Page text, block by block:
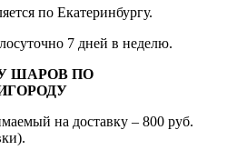
по Екатеринбургу.
7 дней в неделю.
ШАРОВ ПО
на доставку – 800 руб.